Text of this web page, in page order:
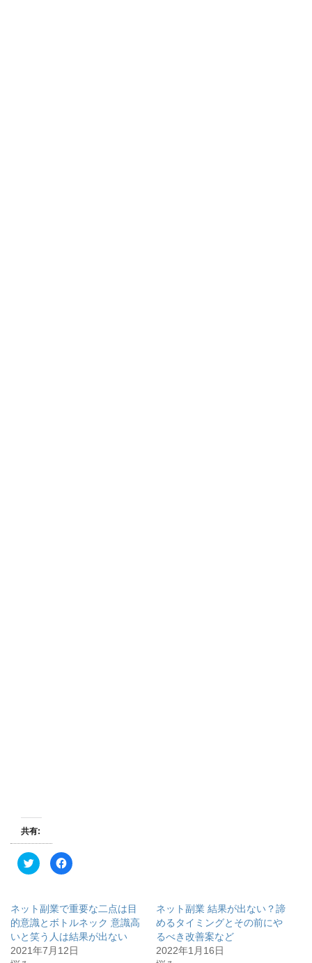
共有:
ク
リ
て
T
w
i
t
t
e
F
a
o
o
k
で
共
有
す
ネット副業で重要な二点は目
的意識とボトルネック 意識高
いと笑う人は結果が出ない
2021年7月12日
ネット副業 結果が出ない？諦
めるタイミングとその前にや
るべき改善案など
2022年1月16日